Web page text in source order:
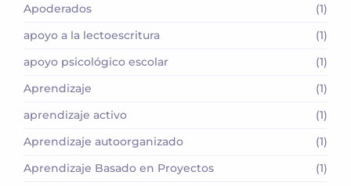
Apoderados
(1)
apoyo a la lectoescritura
(1)
apoyo psicológico escolar
(1)
Aprendizaje
(1)
aprendizaje activo
(1)
Aprendizaje autoorganizado
(1)
Aprendizaje Basado en Proyectos
(1)